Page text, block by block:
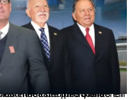
mediante inversiones en comercio, educación, salud e industria pesquera.